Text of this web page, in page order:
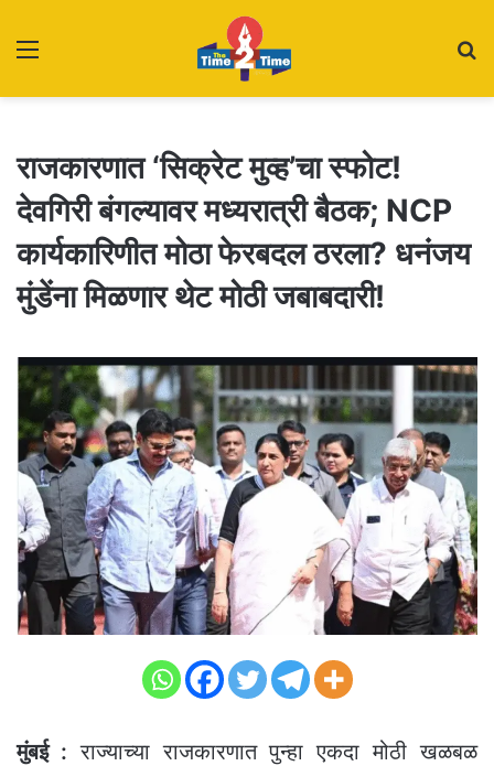
राजकारणात ‘सिक्रेट मुव्ह’चा स्फोट!
देवगिरी बंगल्यावर मध्यरात्री बैठक; NCP
कार्यकारिणीत मोठा फेरबदल ठरला? धनंजय
मुंडेंना मिळणार थेट मोठी जबाबदारी!
मुंबई : राज्याच्या राजकारणात पुन्हा एकदा मोठी खळबळ